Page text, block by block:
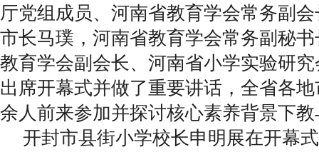
厅党组成员、河南省教育学会常务副
市长马璞，河南省教育学会常务副秘
教育学会副会长、河南省小学实验研
出席开幕式并做了重要讲话，全省各
余人前来参加并探讨核心素养背景下
开封市县街小学校长申明展在开幕